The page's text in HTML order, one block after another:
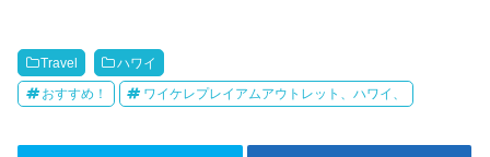
Travel ハワイ
おすすめ！ ワイケレプレイアムアウトレット、ハワイ、